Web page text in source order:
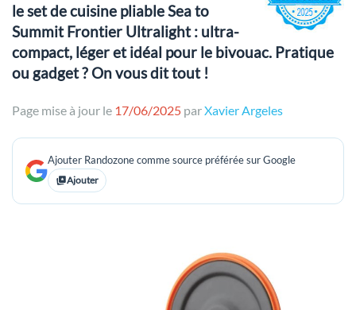
le set de cuisine pliable Sea to
Summit Frontier Ultralight : ultra-
compact, léger et idéal pour le bivouac. Pratique
ou gadget ? On vous dit tout !
Page mise à jour le 17/06/2025 parXavier Argeles
Ajouter Randozone comme source préférée sur Google
Ajouter